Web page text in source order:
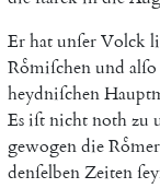
ErhatunſerVolck
Roͤmiſchenund alſo
heydniſchen
Esiſtnichtnothzu
gewogendieRoͤmer
denſelbenZeiten